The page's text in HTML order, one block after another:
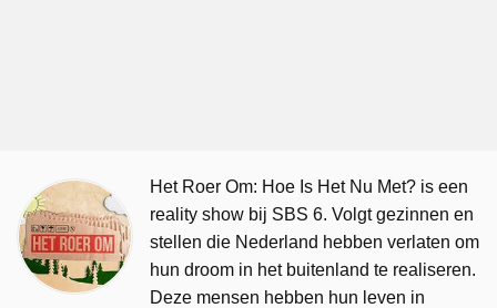
Het Roer Om: Hoe Is Het Nu Met? is een
reality show bij SBS 6. Volgt gezinnen en
stellen die Nederland hebben verlaten om
hun droom in het buitenland te realiseren.
Deze mensen hebben hun leven in